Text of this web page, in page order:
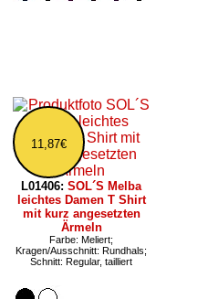
11,87€
L01406: SOL´S Melba
leichtes Damen T Shirt
mit kurz angesetzten
Ärmeln
Farbe: Meliert;
Kragen/Ausschnitt: Rundhals;
Schnitt: Regular, tailliert